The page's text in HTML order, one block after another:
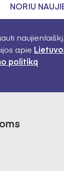
NORIU
apie
politiką